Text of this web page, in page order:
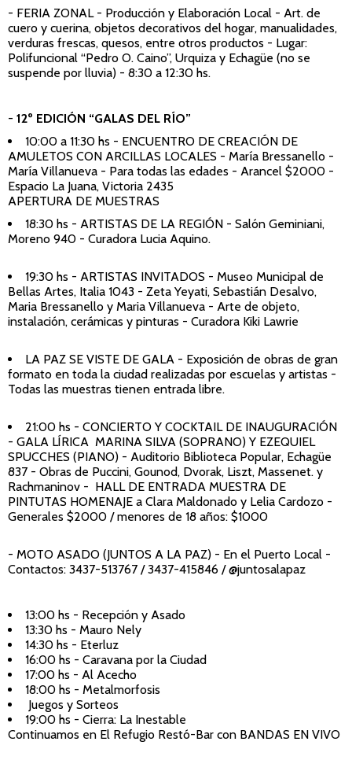
- FERIA ZONAL- Producción y Elaboración Local - Art. de
cuero y cuerina, objetos decorativos del hogar, manualidades,
verduras frescas, quesos, entre otros productos - Lugar:
Polifuncional “Pedro O. Caino”, Urquiza y Echagüe (no se
suspende por lluvia) - 8:30 a 12:30 hs.
- 12º EDICIÓN “GALAS DEL RÍO”
10:00 a 11:30 hs - ENCUENTRO DE CREACIÓN DE
AMULETOS CON ARCILLAS LOCALES - María Bressanello -
María Villanueva - Para todas las edades - Arancel $2000 -
Espacio La Juana, Victoria 2435
APERTURA DE MUESTRAS
18:30 hs - ARTISTAS DE LA REGIÓN - Salón Geminiani,
Moreno 940 - Curadora Lucia Aquino.
19:30 hs - ARTISTAS INVITADOS - Museo Municipal de
Bellas Artes, Italia 1043 - Zeta Yeyati, Sebastián Desalvo,
Maria Bressanello y Maria Villanueva - Arte de objeto,
instalación, cerámicas y pinturas - Curadora Kiki Lawrie
LA PAZ SE VISTE DE GALA - Exposición de obras de gran
formato en toda la ciudad realizadas por escuelas y artistas -
Todas las muestras tienen entrada libre.
21:00 hs - CONCIERTO Y COCKTAIL DE INAUGURACIÓN
- GALA LÍRICA MARINA SILVA (SOPRANO) Y EZEQUIEL
SPUCCHES (PIANO) - Auditorio Biblioteca Popular, Echagüe
837 - Obras de Puccini, Gounod, Dvorak, Liszt, Massenet. y
Rachmaninov - HALL DE ENTRADA MUESTRA DE
PINTUTAS HOMENAJE a Clara Maldonado y Lelia Cardozo -
Generales $2000 / menores de 18 años: $1000
- MOTO ASADO (JUNTOS A LA PAZ) - En el Puerto Local -
Contactos: 3437-513767 / 3437-415846 / @juntosalapaz
13:00 hs - Recepción y Asado
13:30 hs - Mauro Nely
14:30 hs - Eterluz
16:00 hs - Caravana por la Ciudad
17:00 hs - Al Acecho
18:00 hs - Metalmorfosis
Juegos y Sorteos
19:00 hs - Cierra: La Inestable
Continuamos en El Refugio Restó-Bar con BANDAS EN VIVO